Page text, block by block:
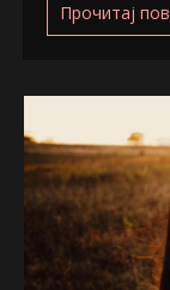
Прочитај